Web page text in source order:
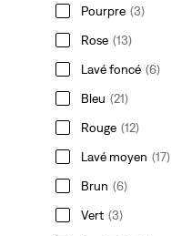
Pourpre (3)
Rose (13)
Lavé foncé (6)
Bleu (21)
Rouge (12)
Lavé moyen (17)
Brun (6)
Vert (3)